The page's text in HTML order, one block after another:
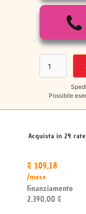
CANNONDALE
Topstone
Carbon
GRX
2025
Possibile
Acquista in 24
€ 109,18
/mese
Finanziamento
2.390,00 €